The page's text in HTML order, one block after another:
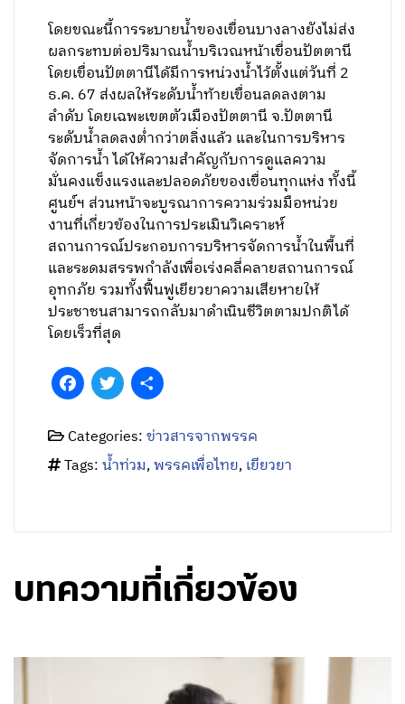
โดยขณะนี้การระบายน้ำของเขื่อนบางลางยังไม่ส่ง
ผลกระทบต่อปริมาณน้ำบริเวณหน้าเขื่อนปัตตานี
โดยเขื่อนปัตตานีได้มีการหน่วงน้ำไว้ตั้งแต่วันที่ 2
ธ.ค. 67 ส่งผลให้ระดับน้ำท้ายเขื่อนลดลงตาม
ลำดับ โดยเฉพะเขตตัวเมืองปัตตานี จ.ปัตตานี
ระดับน้ำลดลงต่ำกว่าตลิ่งแล้ว และในการบริหาร
จัดการน้ำ ได้ให้ความสำคัญกับการดูแลความ
มั่นคงแข็งแรงและปลอดภัยของเขื่อนทุกแห่ง ทั้งนี้
ศูนย์ฯ ส่วนหน้าจะบูรณาการความร่วมมือหน่วย
งานที่เกี่ยวข้องในการประเมินวิเคราะห์
สถานการณ์ประกอบการบริหารจัดการน้ำในพื้นที่
และระดมสรรพกำลังเพื่อเร่งคลี่คลายสถานการณ์
อุทกภัย รวมทั้งฟื้นฟูเยียวยาความเสียหายให้
ประชาชนสามารถกลับมาดำเนินชีวิตตามปกติได้
โดยเร็วที่สุด
FacebookTwitter
Categories:ข่าวสารจากพรรค
Tags:น้ำท่วม,พรรคเพื่อไทย,เยียวยา
บทความที่เกี่ยวข้อง